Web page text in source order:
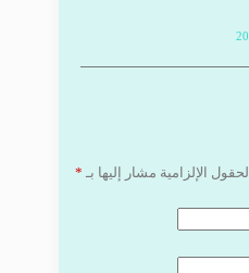
الحقول الإلزامية مشار إليها بـ *